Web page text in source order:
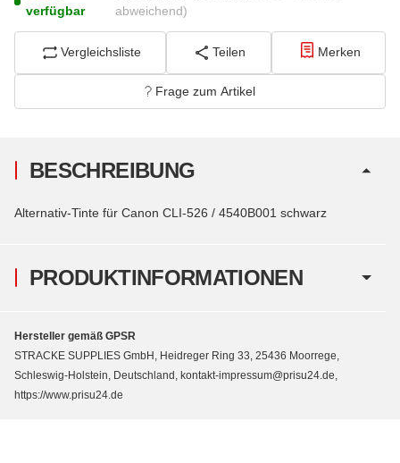
verfügbar
abweichend)
Vergleichsliste Teilen Merken
Frage zum Artikel
PRODUKTINFORMATIONEN
BESCHREIBUNG
Alternativ-Tinte für Canon CLI-526 / 4540B001 schwarz
Hersteller gemäß GPSR
STRACKE SUPPLIES GmbH, Heidreger Ring 33, 25436 Moorrege,
Schleswig-Holstein, Deutschland, kontakt-impressum@prisu24.de,
https://www.prisu24.de